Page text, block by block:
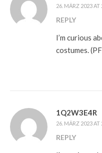
26. MÄRZ 2023 AT
REPLY
I’m curious
costumes.
1Q2W3E4R
26. MÄRZ 2023 AT
REPLY